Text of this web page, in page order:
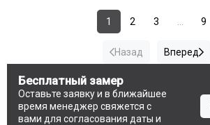
Назад
1 2 3 9
Вперед
Бесплатный замер
Оставьте заявку и в ближайшее
время менеджер свяжется с
вами для согласования даты и